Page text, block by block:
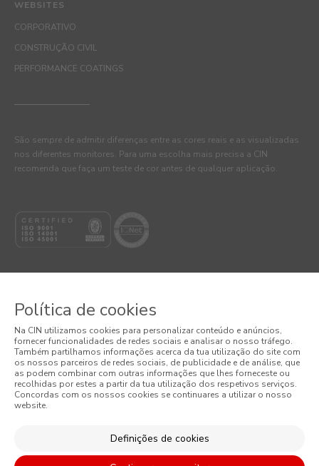
WEBSITES
CORPORATIVO
CONSTRUÇÃO CIVIL
PERFORMANCE COATINGS
São sempre de admitir diferenças entre as cores reais e as visualizadas
nos diferentes monitores. Para uma escolha mais precisa a CIN
recomenda que faça um teste de cor antes de qualquer aplicação.
Termos e Condições
Política de Privacidade
Política de Cookies
Condições Gerais de Venda
Política de cookies
Na CIN utilizamos cookies para personalizar conteúdo e anúncios,
fornecer funcionalidades de redes sociais e analisar o nosso tráfego.
Também partilhamos informações acerca da tua utilização do site com
os nossos parceiros de redes sociais, de publicidade e de análise, que
as podem combinar com outras informações que lhes forneceste ou
recolhidas por estes a partir da tua utilização dos respetivos serviços.
Concordas com os nossos cookies se continuares a utilizar o nosso
website.
Definições de cookies